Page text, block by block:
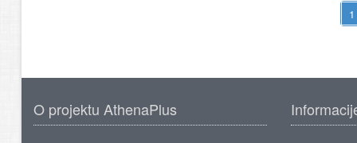
O projektu AthenaPlus